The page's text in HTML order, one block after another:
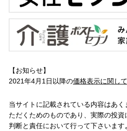
【お知らせ】
2021年4月1日以降の価格表示に関して
当サイトに記載されている内容はあ
ただくためのものであり、実際の投
判断と責任において行って下さいま